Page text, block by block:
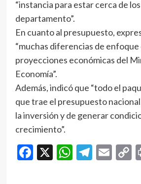
“instancia para estar cerca de
departamento”.
En cuanto al presupuesto,
“muchas diferencias de enfoque
proyecciones económicas del
Economía”.
Además, indicó que “todo el
que trae el presupuesto
la inversión y de generar
crecimiento”.
Facebook
X